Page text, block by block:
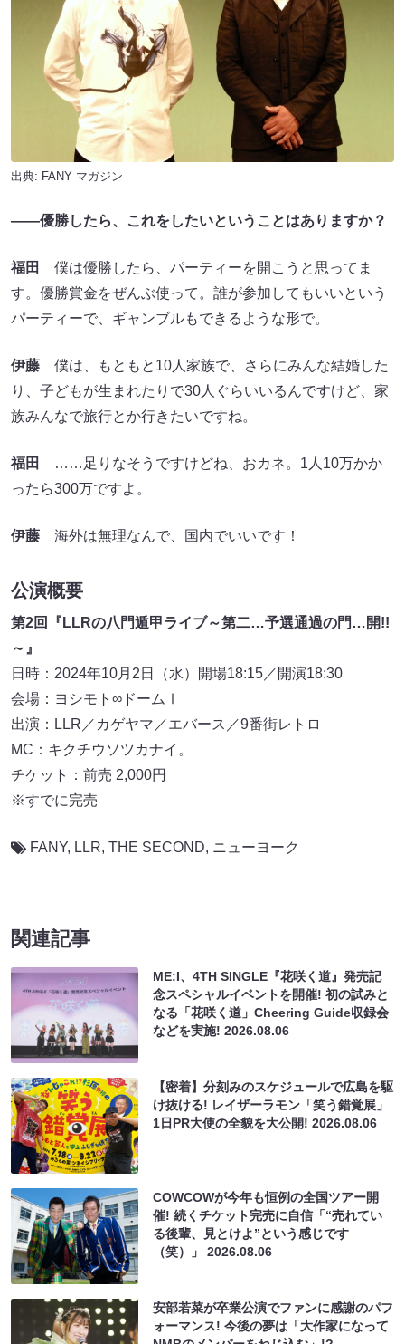
出典: FANY マガジン
――優勝したら、これをしたいということはありますか？
福田
僕は優勝したら、パーティーを開こうと思ってま
す。優勝賞金をぜんぶ使って。誰が参加してもいいという
パーティーで、ギャンブルもできるような形で。
伊藤 僕は、もともと10人家族で、さらにみんな結婚した
り、子どもが生まれたりで30人ぐらいいるんですけど、家
族みんなで旅行とか行きたいですね。
福田
……足りなそうですけどね、おカネ。1人10万かか
ったら300万ですよ。
伊藤 海外は無理なんで、国内でいいです！
公演概要
第2回『LLRの八門遁甲ライブ～第二…予選通過の門…開!!
～』
日時：2024年10月2日（水）開場18:15／開演18:30
会場：ヨシモト∞ドームⅠ
出演：LLR／カゲヤマ／エバース／9番街レトロ
MC：キクチウソツカナイ。
チケット：前売 2,000円
※すでに完売
FANY, LLR, THE SECOND, ニューヨーク
関連記事
ME:I、4TH SINGLE『花咲く道』発売記
念スペシャルイベントを開催! 初の試みと
なる「花咲く道」Cheering Guide収録会
などを実施!2026.08.06
【密着】分刻みのスケジュールで広島を駆
け抜ける! レイザーラモン「笑う錯覚展」
1日PR大使の全貌を大公開!2026.08.06
COWCOWが今年も恒例の全国ツアー開
催! 続くチケット完売に自信「“売れてい
る後輩、見とけよ”という感じです
（笑）」2026.08.06
安部若菜が卒業公演でファンに感謝のパフ
ォーマンス! 今後の夢は「大作家になって